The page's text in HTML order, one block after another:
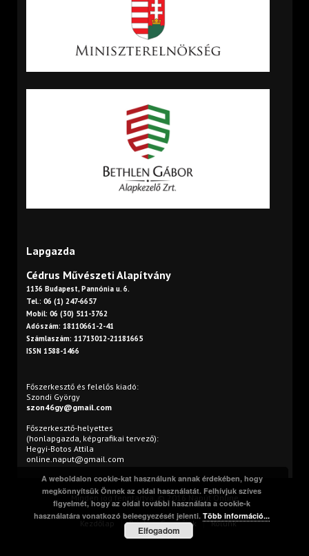
Lapgazda
Cédrus Művészeti Alapítvány
1136 Budapest, Pannónia u. 6.
Tel.: 06 (1) 247-6657
Mobil: 06 (30) 511-3762
Adószám: 18110661-2-41
Számlaszám: 11713012-21181665
ISSN 1588-1466
Főszerkesztő és felelős kiadó:
Szondi György
szon46gy@gmail.com
Főszerkesztő-helyettes
(honlapgazda, képgrafikai tervező):
Hegyi-Botos Attila
online.naput@gmail.com
Minden jog fenntartva. © 2016 Napút Online
Kezdőlap Print Szerzőink Rólunk
A weboldalon cookie-kat használunk annak érdekében, hogy
megkönnyítsük Önnek az oldal használatát. Felhívjuk szíves
figyelmét, hogy az oldal további használata a cookie-k
használatára vonatkozó beleegyezését jelenti.Több információ...
Elfogadom